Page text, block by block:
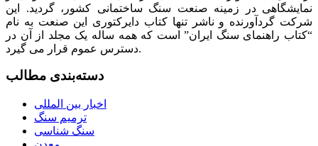
نمایشگاهی در زمینه صنعت سنگ ساختمانی کشور، گردید. این
شرکت گردآورنده و ناشر تنها کتاب دایرکتوری این صنعت به نام
“کتاب راهنمای سنگ ایران” است که همه ساله یک مجلد از آن در
دسترس عموم قرار می گیرد.
دسته‌بندی مطالب
اخبار بین المللی
ترمیم سنگ
سنگ شناسی